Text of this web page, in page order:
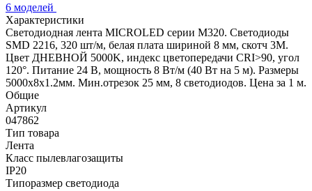
6 моделей
Характеристики
Светодиодная лента MICROLED серии M320. Светодиоды
SMD 2216, 320 шт/м, белая плата шириной 8 мм, скотч 3M.
Цвет ДНЕВНОЙ 5000K, индекс цветопередачи CRI>90, угол
120°. Питание 24 В, мощность 8 Вт/м (40 Вт на 5 м). Размеры
5000x8x1.2мм. Мин.отрезок 25 мм, 8 светодиодов. Цена за 1 м.
Общие
Артикул
047862
Тип товара
Лента
Класс пылевлагозащиты
IP20
Типоразмер светодиода